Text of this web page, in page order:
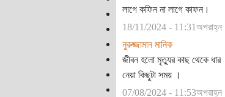
লাগে কফিন না লাগে কাফন।
18/11/2024 - 11:31অপরাহ্ন
নুরুজ্জামান মানিক
জীবন হলো মৃত্যুর কাছ থেকে ধার
নেয়া কিছুটা সময় ।
07/08/2024 - 11:53অপরাহ্ন